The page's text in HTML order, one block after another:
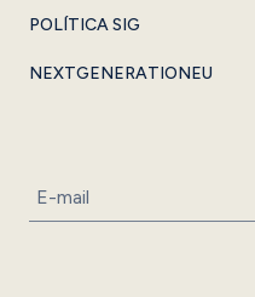
POLÍTICA SIG
NEXTGENERATIONEU